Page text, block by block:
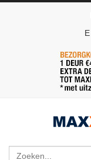
E
Zoeken